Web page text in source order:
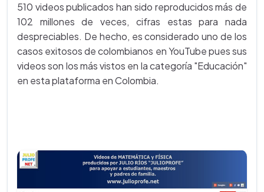
510 videos publicados han sido reproducidos más de
102 millones de veces, cifras estas para nada
despreciables. De hecho, es considerado uno de los
casos exitosos de colombianos en YouTube pues sus
videos son los más vistos en la categoría "Educación"
en esta plataforma en Colombia.